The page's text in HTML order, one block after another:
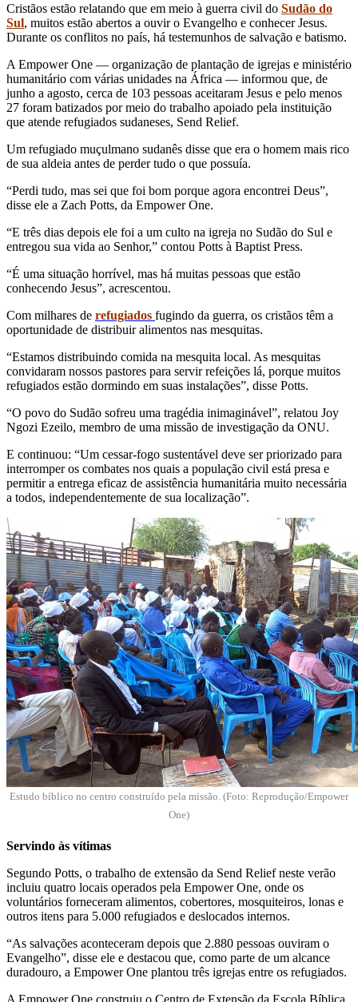
Cristãos estão relatando que em meio à guerra civil do Sudão do
Sul, muitos estão abertos a ouvir o Evangelho e conhecer Jesus.
Durante os conflitos no país, há testemunhos de salvação e batismo.
A Empower One — organização de plantação de igrejas e ministério
humanitário com várias unidades na África — informou que, de
junho a agosto, cerca de 103 pessoas aceitaram Jesus e pelo menos
27 foram batizados por meio do trabalho apoiado pela instituição
que atende refugiados sudaneses, Send Relief.
Um refugiado muçulmano sudanês disse que era o homem mais rico
de sua aldeia antes de perder tudo o que possuía.
“Perdi tudo, mas sei que foi bom porque agora encontrei Deus”,
disse ele a Zach Potts, da Empower One.
“E três dias depois ele foi a um culto na igreja no Sudão do Sul e
entregou sua vida ao Senhor,” contou Potts à Baptist Press.
“É uma situação horrível, mas há muitas pessoas que estão
conhecendo Jesus”, acrescentou.
Com milhares de refugiados fugindo da guerra, os cristãos têm a
oportunidade de distribuir alimentos nas mesquitas.
“Estamos distribuindo comida na mesquita local. As mesquitas
convidaram nossos pastores para servir refeições lá, porque muitos
refugiados estão dormindo em suas instalações”, disse Potts.
“O povo do Sudão sofreu uma tragédia inimaginável”, relatou Joy
Ngozi Ezeilo, membro de uma missão de investigação da ONU.
E continuou: “Um cessar-fogo sustentável deve ser priorizado para
interromper os combates nos quais a população civil está presa e
permitir a entrega eficaz de assistência humanitária muito necessária
a todos, independentemente de sua localização”.
Estudo bíblico no centro construído pela missão. (Foto: Reprodução/Empower
One)
Servindo às vítimas
Segundo Potts, o trabalho de extensão da Send Relief neste verão
incluiu quatro locais operados pela Empower One, onde os
voluntários forneceram alimentos, cobertores, mosquiteiros, lonas e
outros itens para 5.000 refugiados e deslocados internos.
“As salvações aconteceram depois que 2.880 pessoas ouviram o
Evangelho”, disse ele e destacou que, como parte de um alcance
duradouro, a Empower One plantou três igrejas entre os refugiados.
A Empower One construiu o Centro de Extensão da Escola Bíblica